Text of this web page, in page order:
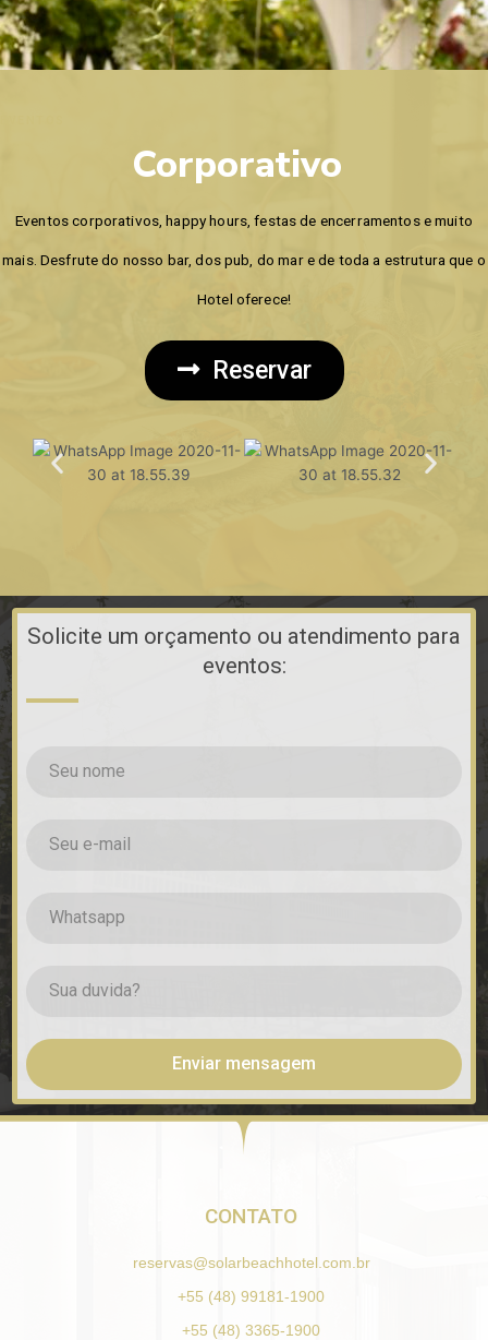
Corporativo
Eventos corporativos, happy hours, festas de encerramentos e muito
mais. Desfrute do nosso bar, dos pub, do mar e de toda a estrutura que o
Hotel oferece!
Reservar
Solicite um orçamento ou atendimento para
eventos:
Enviar mensagem
CONTATO
reservas@solarbeachhotel.com.br
+55 (48) 99181-1900
+55 (48) 3365-1900